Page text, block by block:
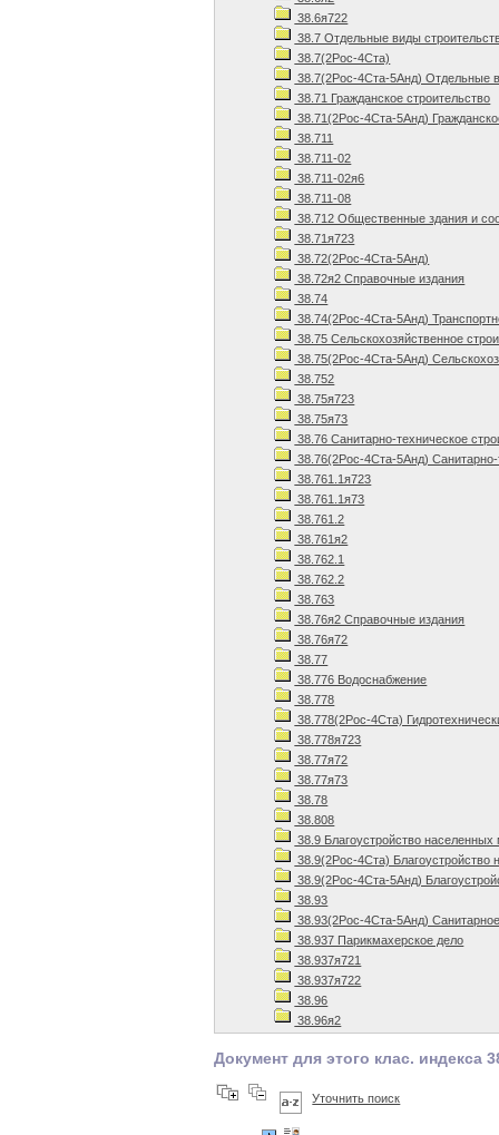
38.6я722
38.7 Отдельные виды
38.7(2Рос-4Ста)
38.7(2Рос-4Ста-5Анд) Отдельные
38.71 Гражданское строительство
38.71(2Рос-4Ста-5Анд)
38.711
38.711-02
38.711-02я6
38.711-08
38.712 Общественные здания и
38.71я723
38.72(2Рос-4Ста-5Анд)
38.72я2 Справочные издания
38.74
38.74(2Рос-4Ста-5Анд)
38.75 Сельскохозяйственное
38.75(2Рос-4Ста-5Анд)
38.752
38.75я723
38.75я73
38.76 Санитарно-техническое
38.76(2Рос-4Ста-5Анд) Санитарно-
38.761.1я723
38.761.1я73
38.761.2
38.761я2
38.762.1
38.762.2
38.763
38.76я2 Справочные издания
38.76я72
38.77
38.776 Водоснабжение
38.778
38.778(2Рос-4Ста)
38.778я723
38.77я72
38.77я73
38.78
38.808
38.9 Благоустройство населенных
38.9(2Рос-4Ста) Благоустройство
38.9(2Рос-4Ста-5Анд)
38.93
38.93(2Рос-4Ста-5Анд)
38.937 Парикмахерское дело
38.937я721
38.937я722
38.96
38.96я2
Документ для этого клас. индекса
Уточнить поиск